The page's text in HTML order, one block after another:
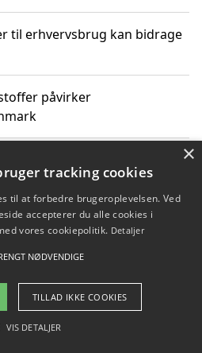
til erhvervsbrug kan bidrage
påvirker
brændstoffer kan ændre
- Pilanto Aps
×
tracking cookies
til at forbedre brugeroplevelsen. Ved
accepterer du alle cookies i
vores cookiepolitik. Detaljer
NØDVENDIGE
TILLAD IKKE COOKIES
VIS DETALJER